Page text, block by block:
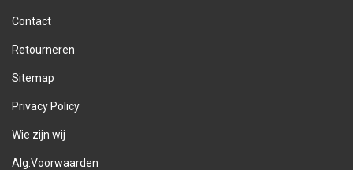
Contact
Retourneren
Sitemap
Privacy Policy
Wie zijn wij
Alg.Voorwaarden